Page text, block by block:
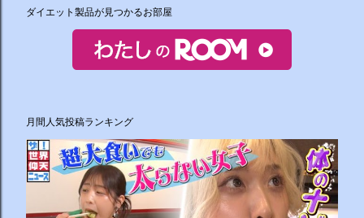
ダイエット製品が見つかるお部屋
月間人気投稿ランキング